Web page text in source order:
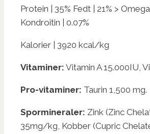
Protein | 35% Fedt | 21% >
Kondroitin | 0.07%
Kalorier | 3920 kcal/kg
Vitaminer: Vitamin A 15.000IU,
Pro-vitaminer: Taurin 1,500 mg.
Spormineraler: Zink (Zinc
35mg/kg, Kobber (Cupric